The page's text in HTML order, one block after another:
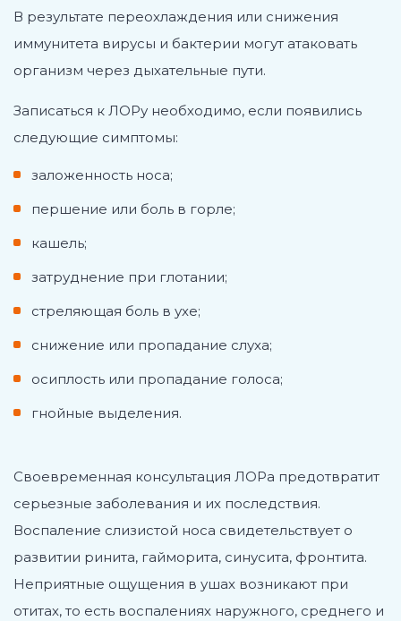
В результате переохлаждения или снижения
иммунитета вирусы и бактерии могут атаковать
организм через дыхательные пути.
Записаться к ЛОРу необходимо, если появились
следующие симптомы:
заложенность носа;
першение или боль в горле;
кашель;
затруднение при глотании;
стреляющая боль в ухе;
снижение или пропадание слуха;
осиплость или пропадание голоса;
гнойные выделения.
Своевременная консультация ЛОРа предотвратит
серьезные заболевания и их последствия.
Воспаление слизистой носа свидетельствует о
развитии ринита, гайморита, синусита, фронтита.
Неприятные ощущения в ушах возникают при
отитах, то есть воспалениях наружного, среднего и